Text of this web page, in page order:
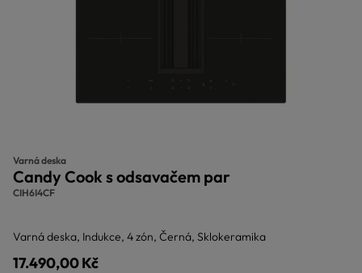
Varná deska
Candy Cook s odsavačem par
CIH6I4CF
Varná deska, Indukce, 4 zón, Černá, Sklokeramika
17.490,00 Kč